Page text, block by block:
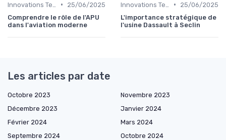
•
25/06/2025
Comprendre le rôle de l'APU
dans l'aviation moderne
•
25/06/2025
L'importance stratégique de
l'usine Dassault à Seclin
Les articles par date
Octobre 2023
Novembre 2023
Décembre 2023
Janvier 2024
Février 2024
Mars 2024
Septembre 2024
Octobre 2024